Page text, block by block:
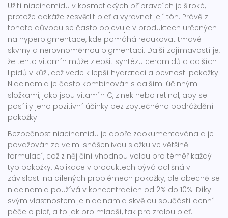
Užití niacinamidu v kosmetických přípravcích je široké,
protože dokáže zesvětlit pleť a vyrovnat její tón. Právě z
tohoto důvodu se často objevuje v produktech určených
na hyperpigmentace, kde pomáhá redukovat tmavé
skvrny a nerovnoměrnou pigmentaci. Další zajímavostí je,
že tento vitamín může zlepšit syntézu ceramidů a dalších
lipidů v kůži, což vede k lepší hydrataci a pevnosti pokožky.
Niacinamid je často kombinován s dalšími účinnými
složkami, jako jsou vitamín C, zinek nebo retinol, aby se
posílily jeho pozitivní účinky bez zbytečného podráždění
pokožky.
Bezpečnost niacinamidu je dobře zdokumentována a je
považován za velmi snášenlivou složku ve většině
formulací, což z něj činí vhodnou volbu pro téměř každý
typ pokožky. Aplikace v produktech bývá odlišná v
závislosti na cílených problémech pokožky, ale obecně se
niacinamid používá v koncentracích od 2% do 10%. Díky
svým vlastnostem je niacinamid skvělou součástí denní
péče o pleť, a to jak pro mladší, tak pro zralou pleť.